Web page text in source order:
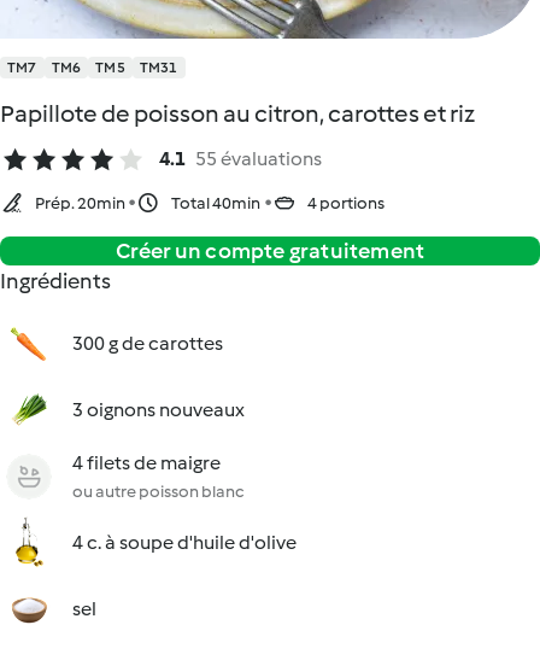
TM7 TM6 TM5 TM31
Papillote de poisson au citron, carottes et riz
4.1 55 évaluations
Prép. 20min Total 40min 4 portions
Créer un compte gratuitement
Ingrédients
300 g de carottes
3 oignons nouveaux
4 filets de maigre
ou autre poisson blanc
4 c. à soupe d'huile d'olive
sel